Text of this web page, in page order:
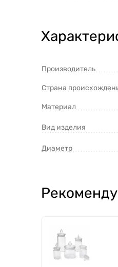
Производитель
Страна
Материал
Вид изделия
Диаметр